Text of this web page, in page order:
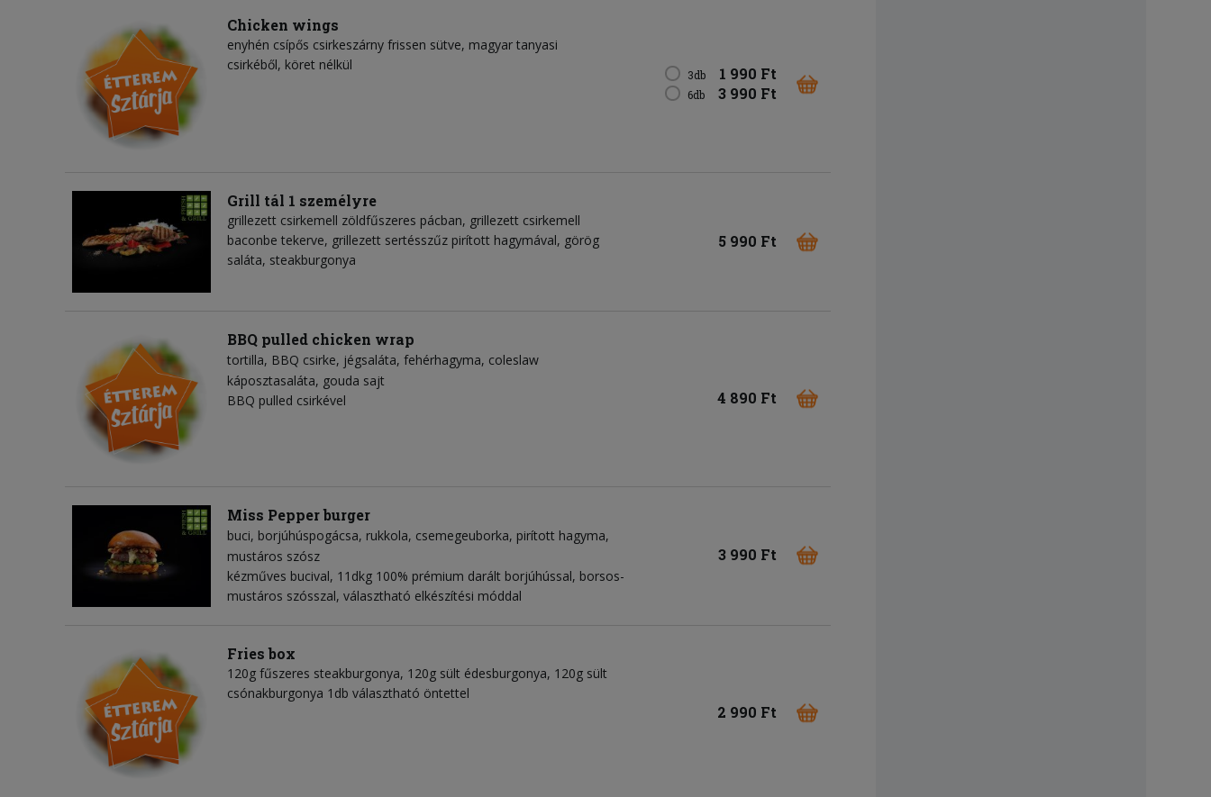
Chicken wings
enyhén csípős csirkeszárny frissen sütve, magyar tanyasi
csirkéből, köret nélkül
3db 1 990 Ft
6db 3 990 Ft
Grill tál 1 személyre
grillezett csirkemell zöldfűszeres pácban, grillezett csirkemell
baconbe tekerve, grillezett sertésszűz pirított hagymával, görög
saláta, steakburgonya
5 990 Ft
BBQ pulled chicken wrap
tortilla BBQ csirke jégsaláta fehérhagyma coleslaw
káposztasaláta gouda sajt
BBQ pulled csirkével
4 890 Ft
Miss Pepper burger
buci borjúhúspogácsa rukkola csemegeuborka pirított hagyma
mustáros szósz
kézműves bucival, 11dkg 100% prémium darált borjúhússal, borsos-
mustáros szósszal, választható elkészítési móddal
3 990 Ft
Fries box
120g fűszeres steakburgonya, 120g sült édesburgonya, 120g sült
csónakburgonya 1db választható öntettel
2 990 Ft